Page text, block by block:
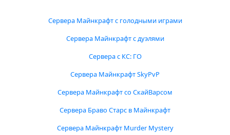
Сервера Майнкрафт с голодными играми
Сервера Майнкрафт с дуэлями
Сервера с КС: ГО
Сервера Майнкрафт SkyPvP
Сервера Майнкрафт со СкайВарсом
Сервера Браво Старс в Майнкрафт
Сервера Майнкрафт Murder Mystery